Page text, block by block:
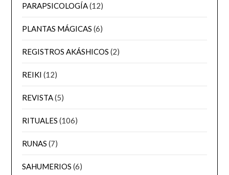
PARAPSICOLOGÍA(12)
PLANTAS MÁGICAS (6)
REGISTROS AKÁSHICOS (2)
REIKI (12)
REVISTA(5)
RITUALES (106)
RUNAS (7)
SAHUMERIOS (6)